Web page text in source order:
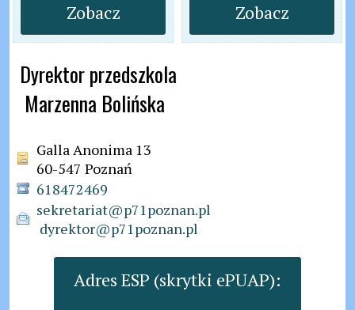
Zobacz Zobacz
Dyrektor przedszkola
Marzenna Bolińska
Galla Anonima 13
60-547 Poznań
618472469
sekretariat@p71poznan.pl
dyrektor@p71poznan.pl
Adres ESP (skrytki ePUAP):